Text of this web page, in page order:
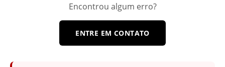
Encontrou algum erro?
ENTRE EM CONTATO